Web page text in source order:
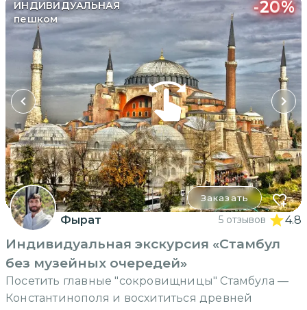
ИНДИВИДУАЛЬНАЯ
пешком
-20%
Заказать
Фырат 5 отзывов 4.8
Индивидуальная экскурсия «Стамбул
без музейных очередей»
Посетить главные "сокровищницы" Стамбула —
Константинополя и восхититься древней